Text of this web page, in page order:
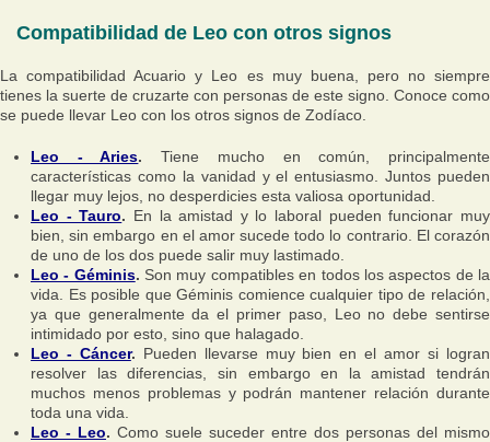
Compatibilidad de Leo con otros signos
La compatibilidad Acuario y Leo es muy buena, pero no siempre
tienes la suerte de cruzarte con personas de este signo. Conoce como
se puede llevar Leo con los otros signos de Zodíaco.
Leo - Aries. Tiene mucho en común, principalmente
características como la vanidad y el entusiasmo. Juntos pueden
llegar muy lejos, no desperdicies esta valiosa oportunidad.
Leo - Tauro. En la amistad y lo laboral pueden funcionar muy
bien, sin embargo en el amor sucede todo lo contrario. El corazón
de uno de los dos puede salir muy lastimado.
Leo - Géminis. Son muy compatibles en todos los aspectos de la
vida. Es posible que Géminis comience cualquier tipo de relación,
ya que generalmente da el primer paso, Leo no debe sentirse
intimidado por esto, sino que halagado.
Leo - Cáncer. Pueden llevarse muy bien en el amor si logran
resolver las diferencias, sin embargo en la amistad tendrán
muchos menos problemas y podrán mantener relación durante
toda una vida.
Leo - Leo. Como suele suceder entre dos personas del mismo